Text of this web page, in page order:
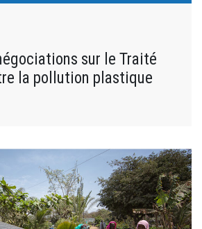
sur le Traité
la pollution plastique